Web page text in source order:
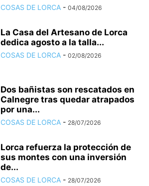
COSAS DE LORCA - 04/08/2026
La Casa del Artesano de Lorca
dedica agosto a la talla...
COSAS DE LORCA - 02/08/2026
Dos bañistas son rescatados en
Calnegre tras quedar atrapados
por una...
COSAS DE LORCA - 28/07/2026
Lorca refuerza la protección de
sus montes con una inversión
de...
COSAS DE LORCA - 28/07/2026